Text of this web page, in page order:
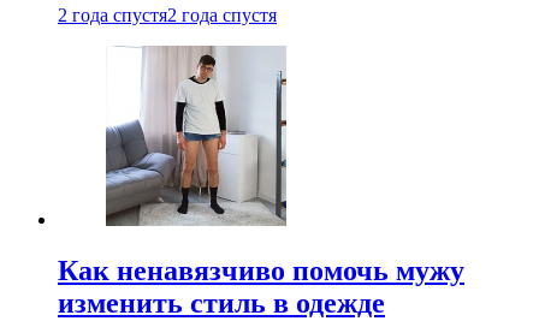
2 года спустя2 года спустя
Как ненавязчиво помочь мужу
изменить стиль в одежде